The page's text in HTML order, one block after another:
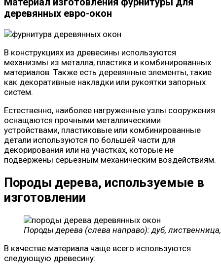
деревянных евро-окон
В конструкциях из древесины используются
механизмы из металла, пластика и комбинированных
материалов. Также есть деревянные элементы, такие
как декоративные накладки или рукоятки запорных
систем.
Естественно, наиболее нагруженные узлы сооружения
оснащаются прочными металлическими
устройствами, пластиковые или комбинированные
детали используются по большей части для
декорирования или на участках, которые не
подвержены серьезным механическим воздействиям.
Породы дерева, используемые в
изготовлении
Породы дерева (слева направо): дуб,
В качестве материала чаще всего используются
следующую древесину: